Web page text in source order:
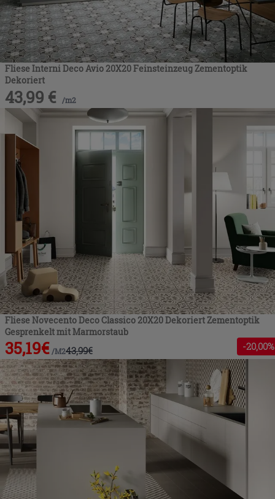
Fliese Interni Deco Avio 20X20 Feinsteinzeug Zementoptik
Dekoriert
43,99 € /m2
Fliese Novecento Deco Classico 20X20 Dekoriert Zementoptik
Gesprenkelt mit Marmorstaub
35,19€ /M243,99€ -20,00%